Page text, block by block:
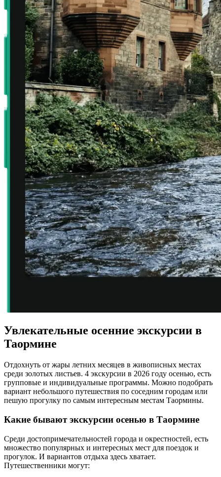
Увлекательные осенние экскурсии в
Таормине
Отдохнуть от жары летних месяцев в живописных местах
среди золотых листьев. 4 экскурсии в 2026 году осенью, есть
групповые и индивидуальные программы. Можно подобрать
вариант небольшого путешествия по соседним городам или
пешую прогулку по самым интересным местам Таормины.
Какие бывают экскурсии осенью в Таормине
Среди достопримечательностей города и окрестностей, есть
множество популярных и интересных мест для поездок и
прогулок. И вариантов отдыха здесь хватает.
Путешественники могут: